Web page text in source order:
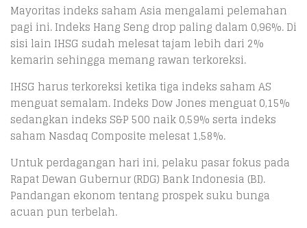
Mayoritas indeks saham Asia mengalami pelemahan
pagi ini. Indeks Hang Seng drop paling dalam 0,96%. Di
sisi lain IHSG sudah melesat tajam lebih dari 2%
kemarin sehingga memang rawan terkoreksi.
IHSG harus terkoreksi ketika tiga indeks saham AS
menguat semalam. Indeks Dow Jones menguat 0,15%
sedangkan indeks S&P 500 naik 0,59% serta indeks
saham Nasdaq Composite melesat 1,58%.
Untuk perdagangan hari ini, pelaku pasar fokus pada
Rapat Dewan Gubernur (RDG) Bank Indonesia (BI).
Pandangan ekonom tentang prospek suku bunga
acuan pun terbelah.